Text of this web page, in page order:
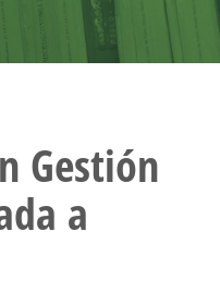
Gestión
a